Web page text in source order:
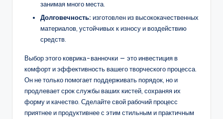
занимая много места.
Долговечность: изготовлен из высококачественных
материалов, устойчивых к износу и воздействию
средств.
Выбор этого коврика-ванночки — это инвестиция в
комфорт и эффективность вашего творческого процесса.
Он не только помогает поддерживать порядок, но и
продлевает срок службы ваших кистей, сохраняя их
форму и качество. Сделайте свой рабочий процесс
приятнее и продуктивнее с этим стильным и практичным